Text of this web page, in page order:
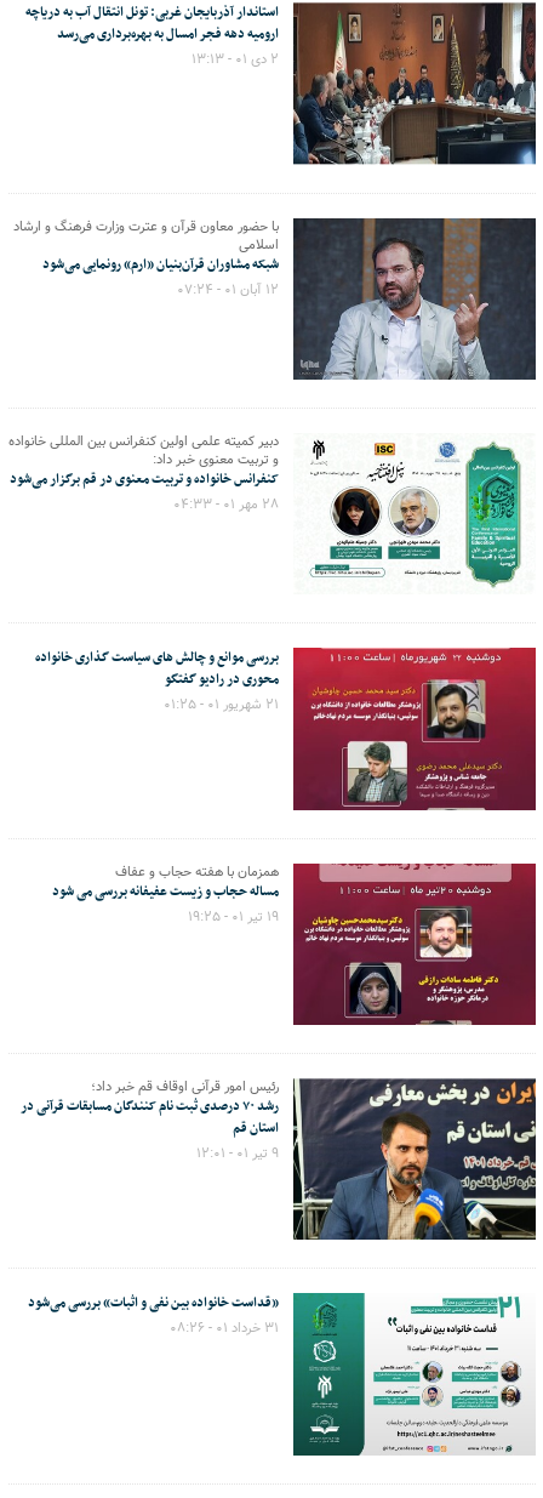
استاندار آذربایجان غربی: تونل انتقال آب به دریاچه
ارومیه دهه فجر امسال به بهره‌برداری می‌رسد
۲ دی ۰۱ - ۱۳:۱۳
با حضور معاون قرآن و عترت وزارت فرهنگ و ارشاد
اسلامی
شبکه مشاوران قرآن‌بنیان «ارم» رونمایی می‌شود
۱۲ آبان ۰۱ - ۰۷:۲۴
دبیر کمیته علمی اولین کنفرانس بین المللی خانواده
و تربیت معنوی خبر داد:
کنفرانس خانواده و تربیت معنوی در قم برگزار می‌شود
۲۸ مهر ۰۱ - ۰۴:۳۳
بررسی موانع و چالش های سیاست گذاری خانواده
محوری در رادیو گفتگو
۲۱ شهریور ۰۱ - ۰۱:۲۵
همزمان با هفته حجاب و عفاف
مساله حجاب و زیست عفیفانه بررسی می شود
۱۹ تیر ۰۱ - ۱۹:۲۵
رئیس امور قرآنی اوقاف قم خبر داد؛
رشد ۷۰ درصدی ثبت نام کنندگان مسابقات قرآنی در
استان قم
۹ تیر ۰۱ - ۱۲:۰۱
«قداست خانواده بین نفی و اثبات» بررسی می‌شود
۳۱ خرداد ۰۱ - ۰۸:۲۶